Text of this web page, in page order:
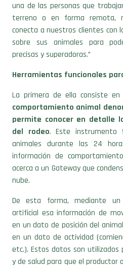
una de las personas que
terreno o en forma remota,
conecta a nuestros clientes con
sobre sus animales para
precisas y superadoras.”
Herramientas funcionales
La primera de ella consiste en
comportamiento animal
permite conocer en detalle
del rodeo. Este instrumento
animales durante las 24
información de
acerca a un Gateway que
nube.
De esta forma, mediante un
artificial esa información de
en un dato de posición del
en un dato de actividad
etc.). Estos datos son utilizados
y de salud para que el productor